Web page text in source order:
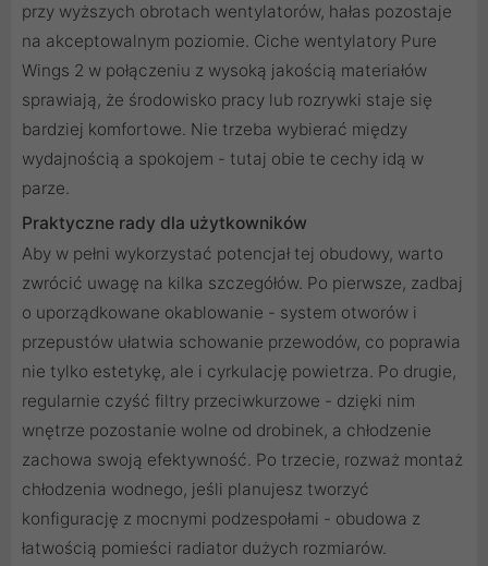
przy wyższych obrotach wentylatorów, hałas pozostaje
na akceptowalnym poziomie. Ciche wentylatory Pure
Wings 2 w połączeniu z wysoką jakością materiałów
sprawiają, że środowisko pracy lub rozrywki staje się
bardziej komfortowe. Nie trzeba wybierać między
wydajnością a spokojem - tutaj obie te cechy idą w
parze.
Praktyczne rady dla użytkowników
Aby w pełni wykorzystać potencjał tej obudowy, warto
zwrócić uwagę na kilka szczegółów. Po pierwsze, zadbaj
o uporządkowane okablowanie - system otworów i
przepustów ułatwia schowanie przewodów, co poprawia
nie tylko estetykę, ale i cyrkulację powietrza. Po drugie,
regularnie czyść filtry przeciwkurzowe - dzięki nim
wnętrze pozostanie wolne od drobinek, a chłodzenie
zachowa swoją efektywność. Po trzecie, rozważ montaż
chłodzenia wodnego, jeśli planujesz tworzyć
konfigurację z mocnymi podzespołami - obudowa z
łatwością pomieści radiator dużych rozmiarów.